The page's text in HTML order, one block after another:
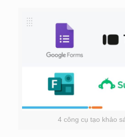
4 công cụ tạo khảo